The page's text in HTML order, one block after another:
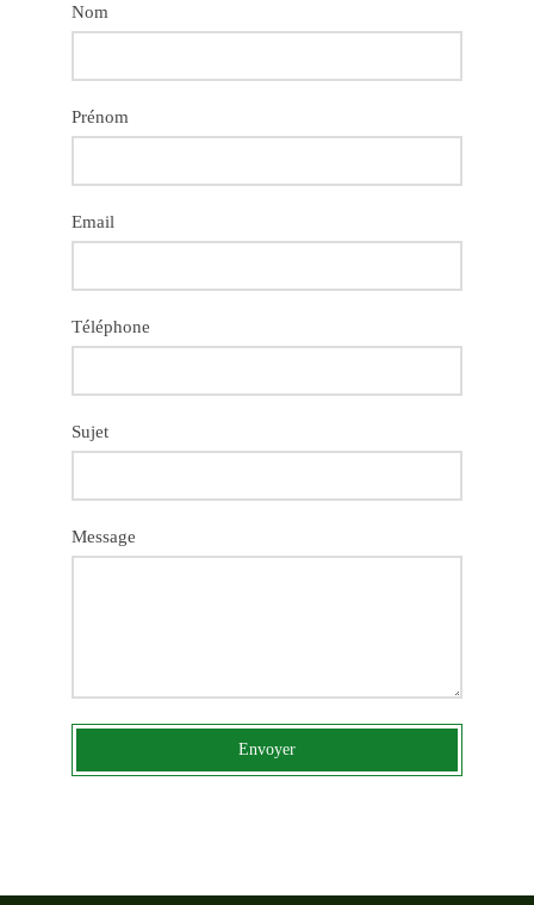
Nom
Prénom
Email
Téléphone
Sujet
Message
Envoyer